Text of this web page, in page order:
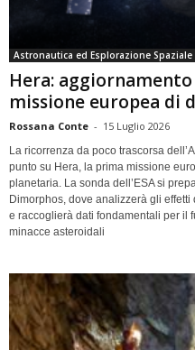
Astronautica ed Esplorazione Spaziale
Hera:
missione europea di
Rossana Conte - 15 Luglio 2026
La ricorrenza da poco trascorsa
punto su Hera, la prima missione
planetaria. La sonda dell’ESA si
Dimorphos, dove analizzerà gli
e raccoglierà dati fondamentali per il
minacce asteroidali